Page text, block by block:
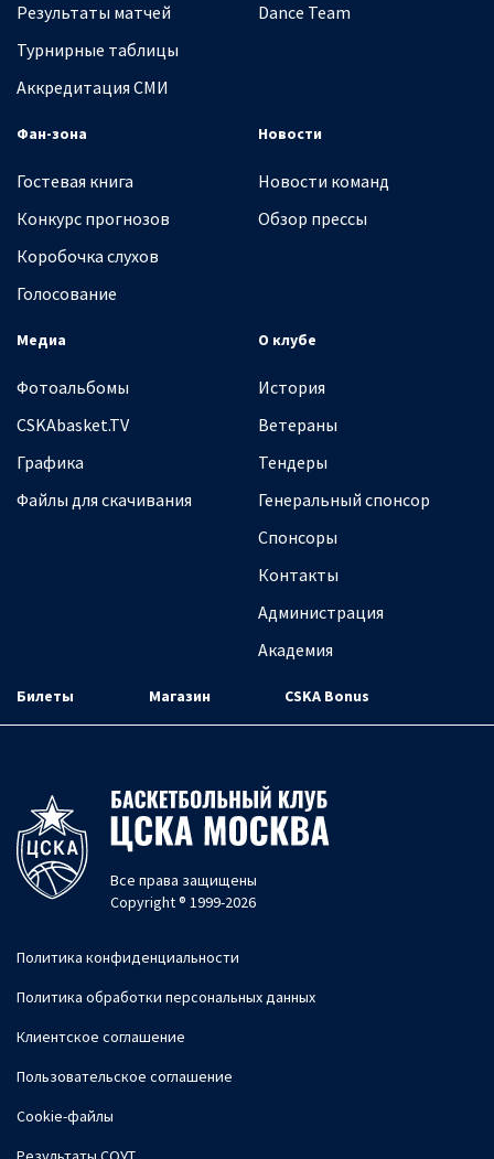
Результаты матчей
Турнирные таблицы
Аккредитация СМИ
Dance Team
Фан-зона
Гостевая книга
Конкурс прогнозов
Коробочка слухов
Голосование
Новости
Новости команд
Обзор прессы
Медиа
Фотоальбомы
CSKAbasket.TV
Графика
Файлы для скачивания
О клубе
История
Ветераны
Тендеры
Генеральный спонсор
Спонсоры
Контакты
Администрация
Академия
Билеты Магазин CSKA Bonus
Все права защищены
Copyright ® 1999-2026
Политика конфиденциальности
Политика обработки персональных данных
Клиентское соглашение
Пользовательское соглашение
Cookie-файлы